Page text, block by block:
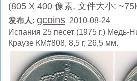
(805 X 400 像素, 文件大小:
发布人: gcoins 2010-08-24
Испания 25 песет (1975 г.) Медь-
Краузе КМ#808, 8,5 г, 26,5 мм.